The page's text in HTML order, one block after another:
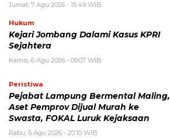
Jumat, 7 Agu 2026 - 15:49 WIB
Hukum
Kejari Jombang Dalami Kasus KPRI
Sejahtera
Kamis, 6 Agu 2026 - 09:07 WIB
Peristiwa
Pejabat Lampung Bermental Maling,
Aset Pemprov Dijual Murah ke
Swasta, FOKAL Luruk Kejaksaan
Rabu, 5 Agu 2026 - 20:10 WIB